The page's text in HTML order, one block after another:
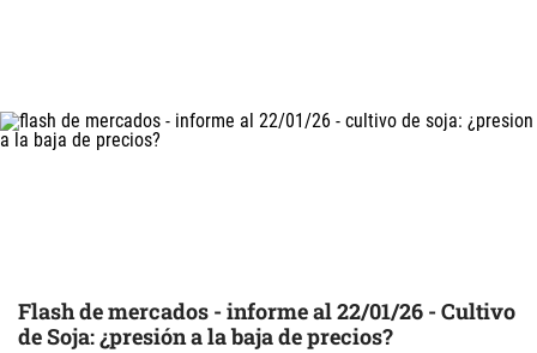
Flash de mercados - informe al 22/01/26 - Cultivo
de Soja: ¿presión a la baja de precios?